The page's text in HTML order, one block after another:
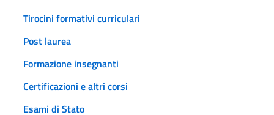
Tirocini formativi curriculari
Post laurea
Formazione insegnanti
Certificazioni e altri corsi
Esami di Stato